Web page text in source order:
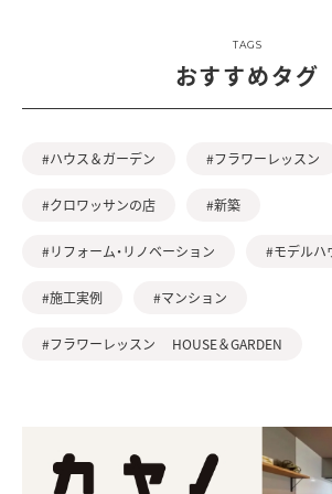
TAGS
おすすめタグ
#ハウス＆ガーデン #フラワーレッスン
#クロワッサンの店 #新築
#リフォーム・リノベーション #モデルハ
#施工実例 #マンション
#フラワーレッスン HOUSE＆GARDEN